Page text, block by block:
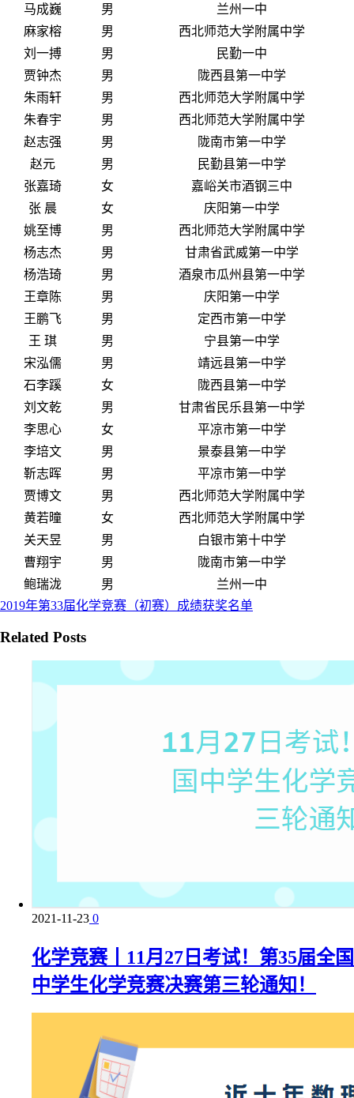
马成巍
男
兰州一中
麻家榕
男
西北师范大学附属中学
刘一搏
男
民勤一中
贾钟杰
男
陇西县第一中学
朱雨轩
男
西北师范大学附属中学
朱春宇
男
西北师范大学附属中学
赵志强
男
陇南市第一中学
赵元
男
民勤县第一中学
张嘉琦
女
嘉峪关市酒钢三中
张 晨
女
庆阳第一中学
姚至博
男
西北师范大学附属中学
杨志杰
男
甘肃省武威第一中学
杨浩琦
男
酒泉市瓜州县第一中学
王章陈
男
庆阳第一中学
王鹏飞
男
定西市第一中学
王 琪
男
宁县第一中学
宋泓儒
男
靖远县第一中学
石李蹊
女
陇西县第一中学
刘文乾
男
甘肃省民乐县第一中学
李思心
女
平凉市第一中学
李培文
男
景泰县第一中学
靳志晖
男
平凉市第一中学
贾博文
男
西北师范大学附属中学
黄若曈
女
西北师范大学附属中学
关天昱
男
白银市第十中学
曹翔宇
男
陇南市第一中学
鲍瑞泷
男
兰州一中
2019年第33届化学竞赛（初赛）成绩获奖名单
Related Posts
2021-11-23 0
化学竞赛丨11月27日考试！第35届全国
中学生化学竞赛决赛第三轮通知！